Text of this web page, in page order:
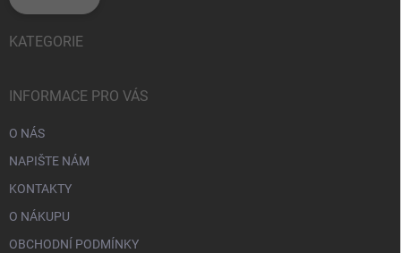
KATEGORIE
INFORMACE PRO VÁS
O NÁS
NAPIŠTE NÁM
KONTAKTY
O NÁKUPU
OBCHODNÍ PODMÍNKY